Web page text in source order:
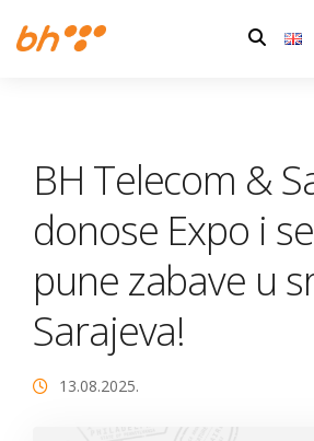
BH Telecom &
donose Expo i
pune zabave u
Sarajeva!
13.08.2025.